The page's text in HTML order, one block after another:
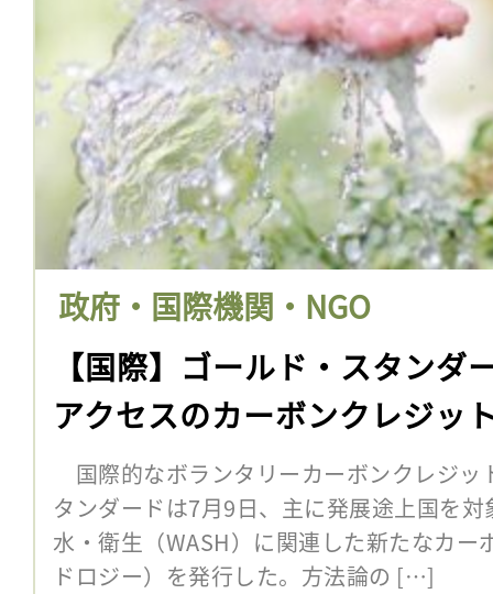
政府・国際機関・NGO
【国際】ゴールド・スタンダ
アクセスのカーボンクレジッ
国際的なボランタリーカーボンクレジッ
タンダードは7月9日、主に発展途上国を
水・衛生（WASH）に関連した新たなカー
ドロジー）を発行した。方法論の […]